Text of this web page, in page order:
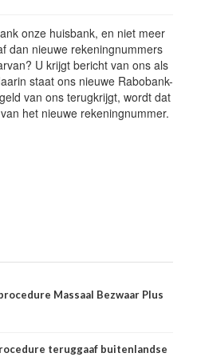
onze huisbank, en niet meer
dan nieuwe rekeningnummers
U krijgt bericht van ons als
staat ons nieuwe Rabobank-
van ons terugkrijgt, wordt dat
het nieuwe rekeningnummer.
Massaal Bezwaar Plus
teruggaaf buitenlandse